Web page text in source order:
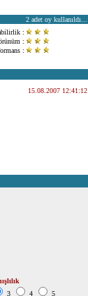
2 adet oy kullanıldı...
:
:
:
15.08.2007 12:41:12
3 4
5